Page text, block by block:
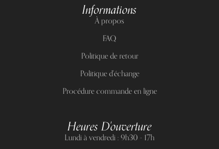
Informations
À propos
FAQ
Politique de retour
Politique d'échange
Procédure commande en ligne
Heures D'ouverture
Lundi à vendredi : 9h30 - 17h